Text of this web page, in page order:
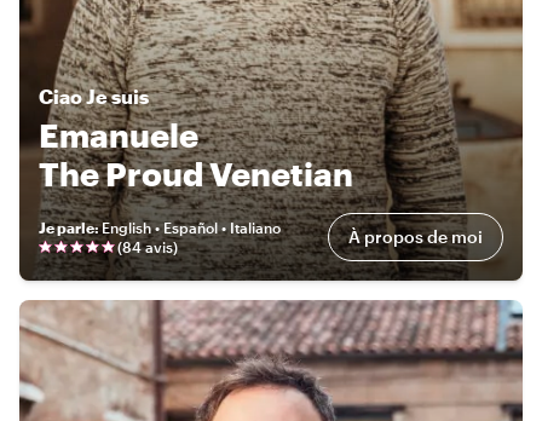
CiaoJe suis
Emanuele
The Proud Venetian
Je parle:English • Español • Italiano
(84 avis) À propos de moi